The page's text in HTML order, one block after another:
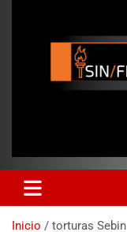
Inicio torturas Sebin